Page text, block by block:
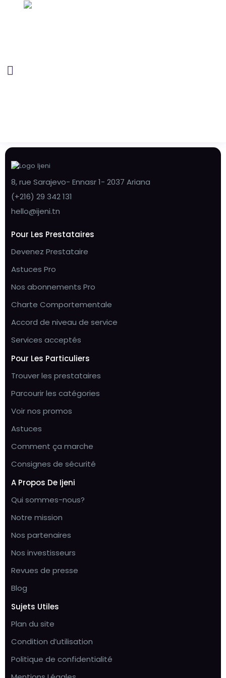
8, rue Sarajevo- Ennasr 1- 2037 Ariana
(+216) 29 342 131
hello@ijeni.tn
Pour Les Prestataires
Devenez Prestataire
Astuces Pro
Nos abonnements Pro
Charte Comportementale
Accord de niveau de service
Services acceptés
Pour Les Particuliers
Trouver les prestataires
Parcourir les catégories
Voir nos promos
Astuces
Comment ça marche
Consignes de sécurité
A Propos De Ijeni
Qui sommes-nous?
Notre mission
Nos partenaires
Nos investisseurs
Revues de presse
Blog
Sujets Utiles
Plan du site
Condition d’utilisation
Politique de confidentialité